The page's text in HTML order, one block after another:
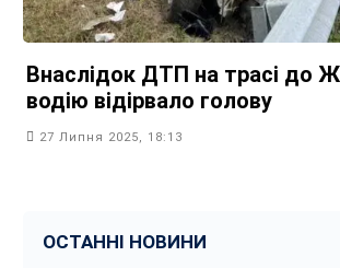
Внаслідок ДТП на трасі до
водію відірвало голову
27 Липня 2025, 18:13
ОСТАННІ НОВИНИ